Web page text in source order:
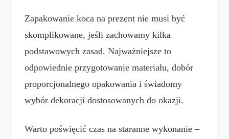
Zapakowanie koca na prezent nie musi być
skomplikowane, jeśli zachowamy kilka
podstawowych zasad. Najważniejsze to
odpowiednie przygotowanie materiału, dobór
proporcjonalnego opakowania i świadomy
wybór dekoracji dostosowanych do okazji.
Warto poświęcić czas na staranne wykonanie –